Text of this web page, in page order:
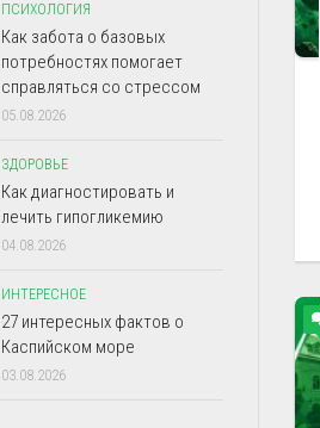
ПСИХОЛОГИЯ
Как забота о базовых
потребностях помогает
справляться со стрессом
05.08.2026
ЗДОРОВЬЕ
Как диагностировать и
лечить гипогликемию
04.08.2026
ИНТЕРЕСНОЕ
27 интересных фактов о
Каспийском море
03.08.2026